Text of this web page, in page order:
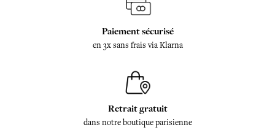
Paiement sécurisé
en 3x sans frais via Klarna
Retrait gratuit
dans notre boutique parisienne